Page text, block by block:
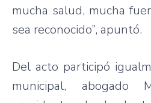
mucha salud, mucha
sea reconocido”, apuntó.
Del acto participó
municipal, abogado